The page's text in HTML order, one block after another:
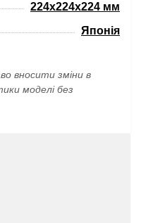
224x224x224 мм
Японія
вносити зміни в
моделі без